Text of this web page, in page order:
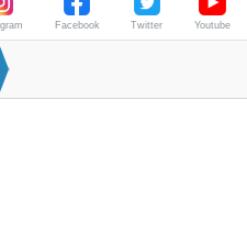
Facebook Twitter Youtube